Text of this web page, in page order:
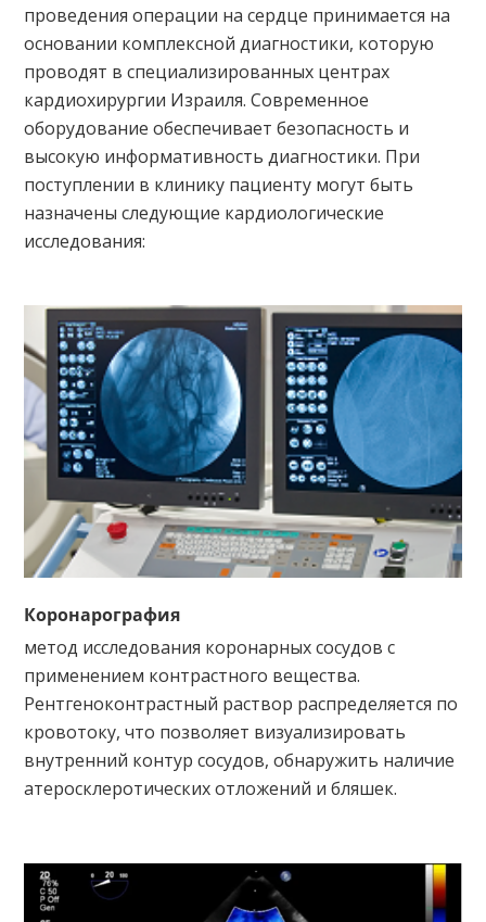
проведения операции на сердце принимается на
основании комплексной диагностики, которую
проводят в специализированных центрах
кардиохирургии Израиля. Современное
оборудование обеспечивает безопасность и
высокую информативность диагностики. При
поступлении в клинику пациенту могут быть
назначены следующие кардиологические
исследования:
Коронарография
метод исследования коронарных сосудов с
применением контрастного вещества.
Рентгеноконтрастный раствор распределяется по
кровотоку, что позволяет визуализировать
внутренний контур сосудов, обнаружить наличие
атеросклеротических отложений и бляшек.